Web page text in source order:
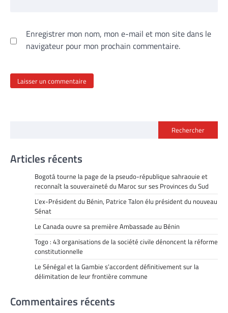
Enregistrer mon nom, mon e-mail et mon site dans le
navigateur pour mon prochain commentaire.
Rechercher
Articles récents
Bogotá tourne la page de la pseudo-république sahraouie et
reconnaît la souveraineté du Maroc sur ses Provinces du Sud
L’ex-Président du Bénin, Patrice Talon élu président du nouveau
Sénat
Le Canada ouvre sa première Ambassade au Bénin
Togo : 43 organisations de la société civile dénoncent la réforme
constitutionnelle
Le Sénégal et la Gambie s’accordent définitivement sur la
délimitation de leur frontière commune
Commentaires récents